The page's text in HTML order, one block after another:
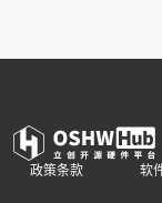
政策条款 软